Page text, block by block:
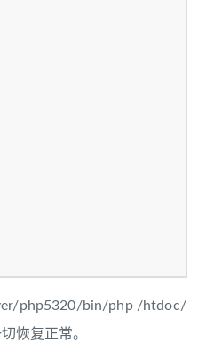
php5320/bin/php /htdoc/
恢复正常。